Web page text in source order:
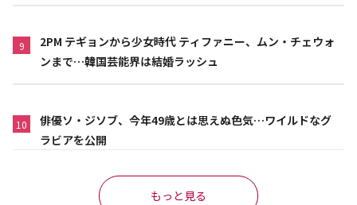
9
2PM テギョンから少女時代 ティファニー、ムン・チェウォ
ンまで…韓国芸能界は結婚ラッシュ
10
俳優ソ・ジソブ、今年49歳とは思えぬ色気…ワイルドなグ
ラビアを公開
もっと見る